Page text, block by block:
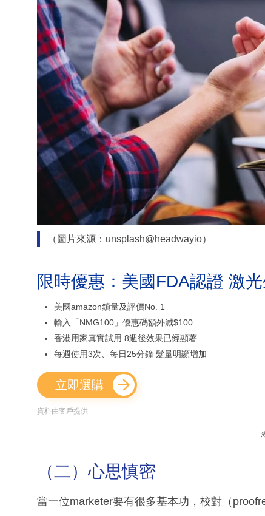
（圖片來源：unsplash@headwayio）
限時優惠：美國FDA認證 激
美國amazon鎖量及評價No. 1
輸入「NMG100」優惠碼額外減$100
香港用家真實試用 8週後效果已經顯著
每週使用3次、每日25分鐘 髮量明顯增加
立即選購
資料由客戶提供
（二）心思慎密
當一位marketer要有很多基本功，校對（